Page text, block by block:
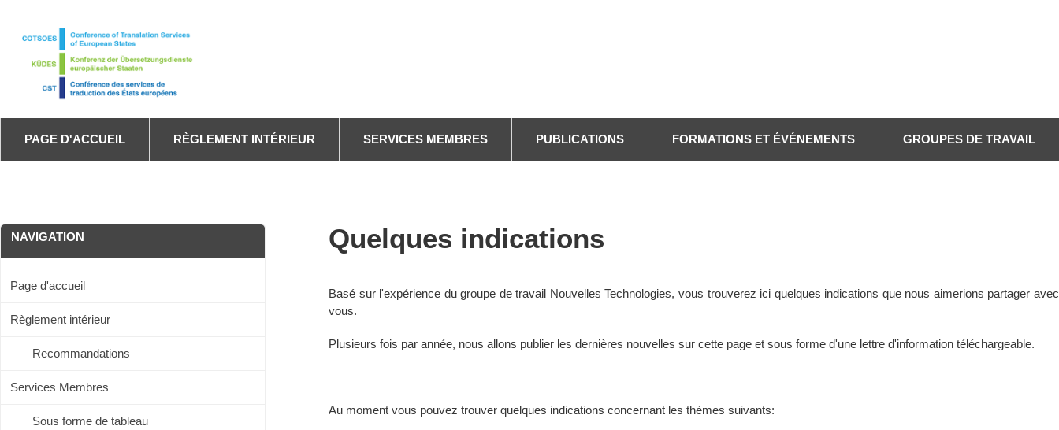
main
PAGE D'ACCUEIL RÈGLEMENT INTÉRIEUR SERVICES MEMBRES PUBLICATIONS FORMATIONS ET ÉVÉNEMENTS GROUPES DE TRAVAIL
NAVIGATION
Page d'accueil
Règlement intérieur
Recommandations
Services Membres
Sous forme de tableau
Quelques indications
Basé sur l'expérience du groupe de travail Nouvelles Technologies, vous trouverez ici quelques indications que nous aimerions partager avec
vous.
Plusieurs fois par année, nous allons publier les dernières nouvelles sur cette page et sous forme d'une lettre d'information téléchargeable.
Au moment vous pouvez trouver quelques indications concernant les thèmes suivants: